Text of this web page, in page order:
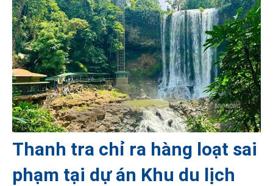
Thanh tra chỉ ra hàng loạt sai
phạm tại dự án Khu du lịch